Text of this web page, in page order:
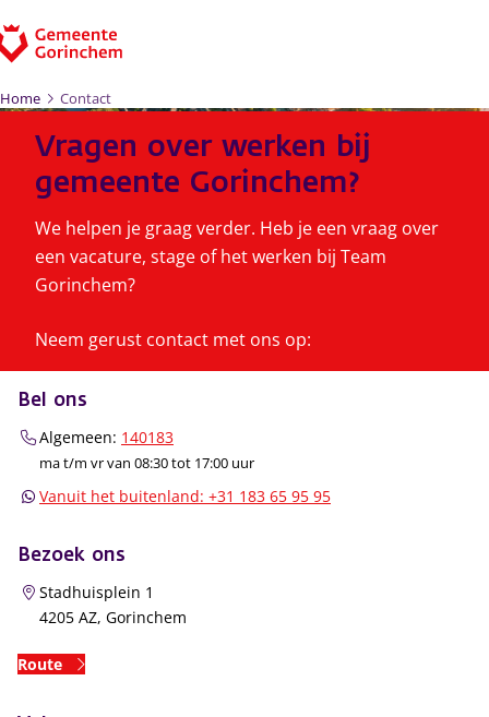
Home Contact
Vragen over werken bij
gemeente Gorinchem?
We helpen je graag verder. Heb je een vraag over
een vacature, stage of het werken bij Team
Gorinchem?
Neem gerust contact met ons op:
Bel ons
Algemeen: 140183
ma t/m vr van 08:30 tot 17:00 uur
Vanuit het buitenland: +31 183 65 95 95
Bezoek ons
Stadhuisplein 1
4205 AZ, Gorinchem
Route